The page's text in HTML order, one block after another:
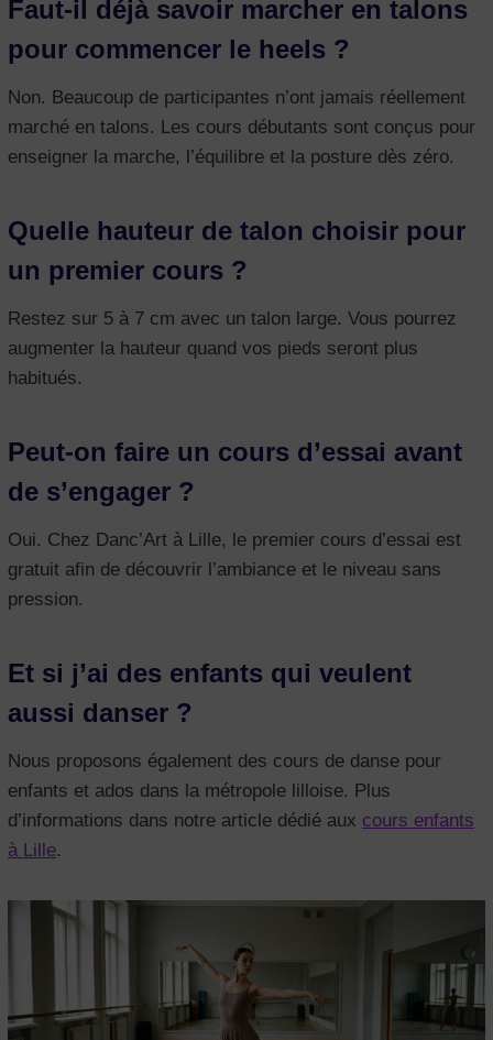
Faut-il déjà savoir marcher en talons
pour commencer le heels ?
Non. Beaucoup de participantes n’ont jamais réellement
marché en talons. Les cours débutants sont conçus pour
enseigner la marche, l’équilibre et la posture dès zéro.
Quelle hauteur de talon choisir pour
un premier cours ?
Restez sur 5 à 7 cm avec un talon large. Vous pourrez
augmenter la hauteur quand vos pieds seront plus
habitués.
Peut-on faire un cours d’essai avant
de s’engager ?
Oui. Chez Danc’Art à Lille, le premier cours d’essai est
gratuit afin de découvrir l’ambiance et le niveau sans
pression.
Et si j’ai des enfants qui veulent
aussi danser ?
Nous proposons également des cours de danse pour
enfants et ados dans la métropole lilloise. Plus
d’informations dans notre article dédié aux cours enfants
à Lille.